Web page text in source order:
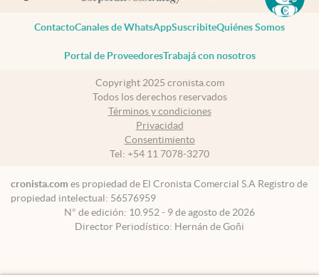
ContactoCanales de WhatsAppSuscribiteQuiénes Somos
Portal de ProveedoresTrabajá con nosotros
Copyright 2025 cronista.com
Todos los derechos reservados
Términos y condiciones
Privacidad
Consentimiento
Tel: +54 11 7078-3270
cronista.com es propiedad de El Cronista Comercial S.A Registro de
propiedad intelectual: 56576959
N° de edición: 10.952 - 9 de agosto de 2026
Director Periodístico: Hernán de Goñi